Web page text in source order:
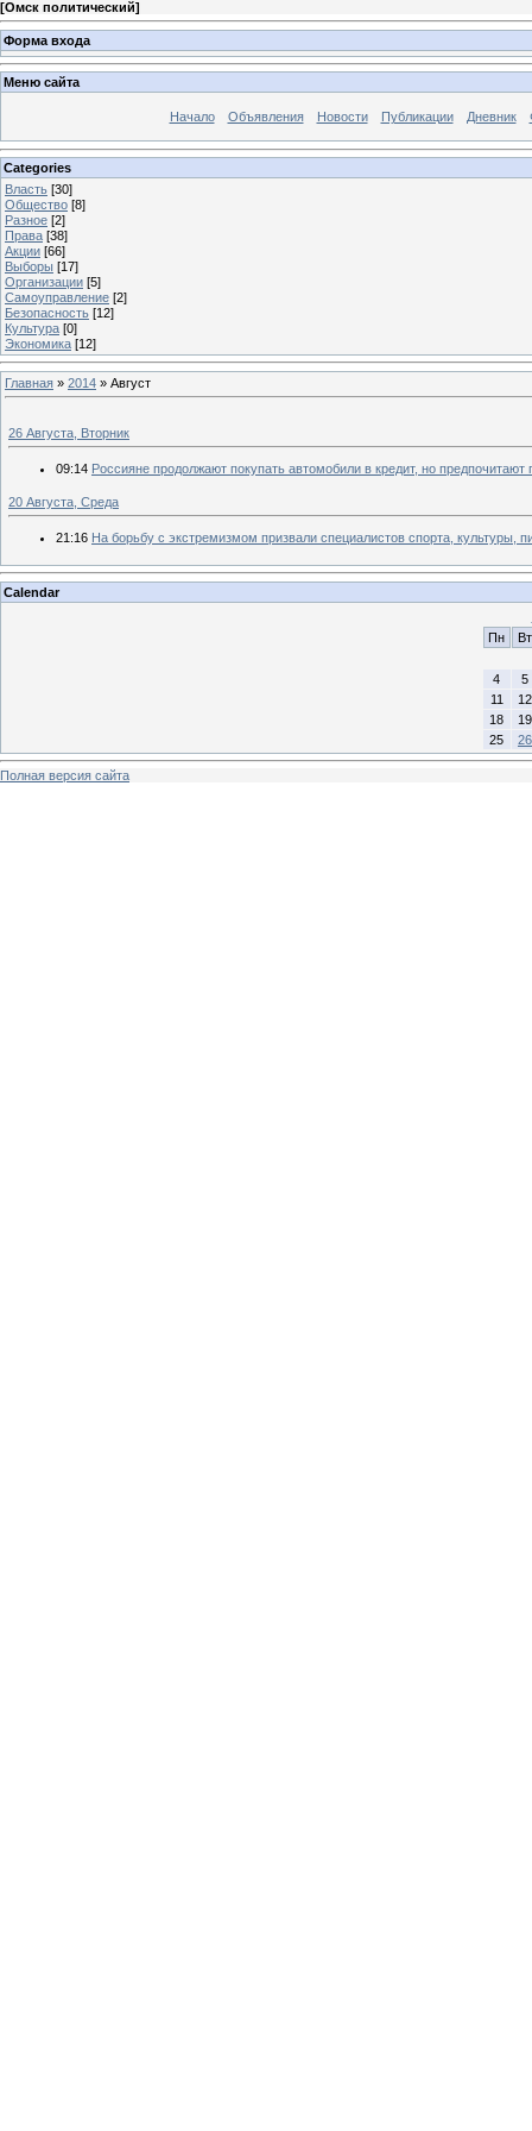
[Омск политический]
Форма входа
Меню сайта
Начало Объявления Новости Публикации Дневник
Categories
Власть [30]
Общество [8]
Разное [2]
Права [38]
Акции [66]
Выборы [17]
Организации [5]
Самоуправление [2]
Безопасность [12]
Культура [0]
Экономика [12]
Главная » 2014 » Август
26 Августа, Вторник
09:14 Россияне продолжают покупать автомобили в кредит, но
20 Августа, Среда
21:16 На борьбу с экстремизмом призвали специалистов спорта, культуры,
Calendar
Пн
Вт
4
5
11
12
18
19
25
26
Полная версия сайта